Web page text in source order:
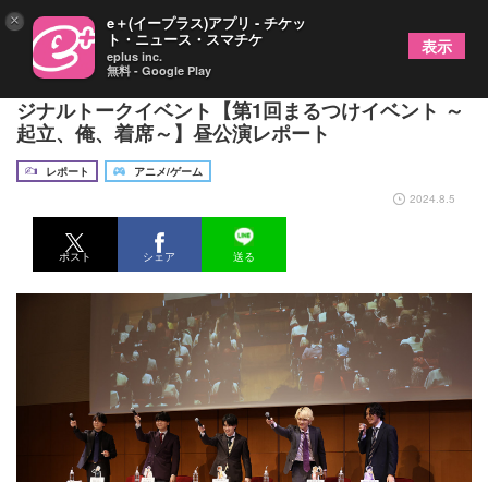
新曲、ドラマCDの発表も！『補講男子』初のオリ
ジナルトークイベント【第1回まるつけイベント ～
起立、俺、着席～】昼公演レポート
レポート
アニメ/ゲーム
2024.8.5
ポスト シェア 送る
× e＋(イープラス)アプリ - チケッ
ト・ニュース・スマチケ
eplus inc.
無料 - Google Play
表示